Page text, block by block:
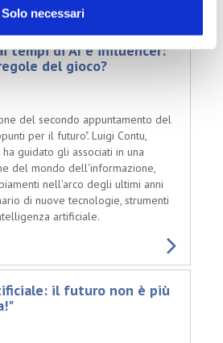
Solo necessari
tempi di AI e influencer:
del gioco?
del secondo appuntamento del
per il futuro". Luigi Contu,
guidato gli associati in una
del mondo dell'informazione,
nell'arco degli ultimi anni
di nuove tecnologie, strumenti
artificiale.
il futuro non è più